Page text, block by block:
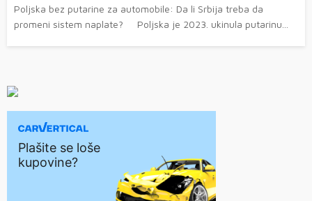
Poljska bez putarine za automobile: Da li Srbija treba da
promeni sistem naplate? Poljska je 2023. ukinula putarinu...